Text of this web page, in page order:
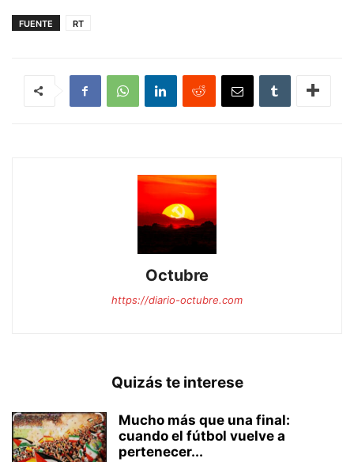
FUENTE RT
Octubre
https://diario-octubre.com
Quizás te interese
Mucho más que una final:
cuando el fútbol vuelve a
pertenecer...